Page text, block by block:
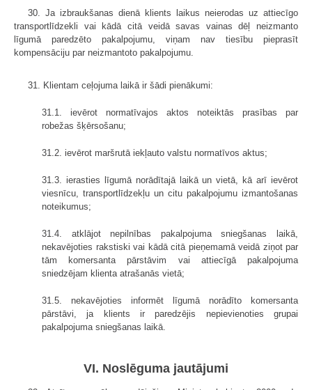
30. Ja izbraukšanas dienā klients laikus neierodas uz attiecīgo
transportlīdzekli vai kādā citā veidā savas vainas dēļ neizmanto
līgumā paredzēto pakalpojumu, viņam nav tiesību pieprasīt
kompensāciju par neizmantoto pakalpojumu.
31. Klientam ceļojuma laikā ir šādi pienākumi:
31.1. ievērot normatīvajos aktos noteiktās prasības par
robežas šķērsošanu;
31.2. ievērot maršrutā iekļauto valstu normatīvos aktus;
31.3. ierasties līgumā norādītajā laikā un vietā, kā arī ievērot
viesnīcu, transport­līdzekļu un citu pakalpojumu izmantošanas
noteikumus;
31.4. atklājot nepilnības pakalpojuma sniegšanas laikā,
nekavējoties rakstiski vai kādā citā pieņemamā veidā ziņot par
tām komersanta pārstāvim vai attiecīgā pakalpojuma
sniedzējam klienta atrašanās vietā;
31.5. nekavējoties informēt līgumā norādīto komersanta
pārstāvi, ja klients ir paredzējis nepievienoties grupai
pakalpojuma sniegšanas laikā.
VI. Noslēguma jautājumi